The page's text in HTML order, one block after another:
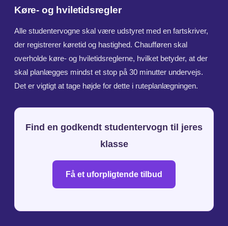
Køre- og hviletidsregler
Alle studentervogne skal være udstyret med en fartskriver,
der registrerer køretid og hastighed. Chaufføren skal
overholde køre- og hviletidsreglerne, hvilket betyder, at der
skal planlægges mindst et stop på 30 minutter undervejs.
Det er vigtigt at tage højde for dette i ruteplanlægningen.
Find en godkendt studentervogn til jeres
klasse
Få et uforpligtende tilbud